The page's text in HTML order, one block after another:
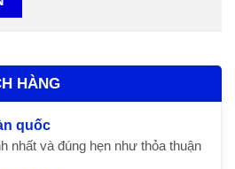
HÀNG
quốc
nhất và đúng hẹn như thỏa thuận